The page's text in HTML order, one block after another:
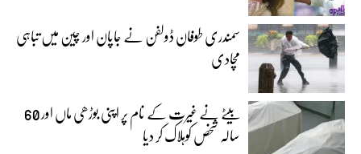
سمندری طوفان ڈولفن نے جاپان اور چین میں تباہی
مچادی
بیٹے نے غیرت کے نام پر اپنی بوڑھی ماں اور 60
سالہ شخص کوہلاک کر دیا